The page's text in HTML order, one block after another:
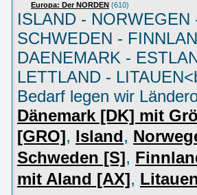
Europa: Der NORDEN (610)
ISLAND - NORWEGEN
SCHWEDEN -
DAENEMARK -
LETTLAND -
Bedarf legen wir
Dänemark [DK] mit
[GRO], Island,
Schweden [S],
mit Aland [AX],